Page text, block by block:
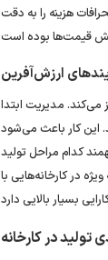
هزینه را به دقت
ارزش‌آفرین
می‌کند. مدیریت ابتدا
این کار باعث می‌شود
کدام مراحل تولید
در کارخانه‌هایی با
در کارخانه